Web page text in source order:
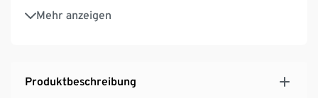
Mehr anzeigen
Inkl. Wandbefestigung für einen sicheren Stand
Inkl. Bodenschonern
Produktbeschreibung